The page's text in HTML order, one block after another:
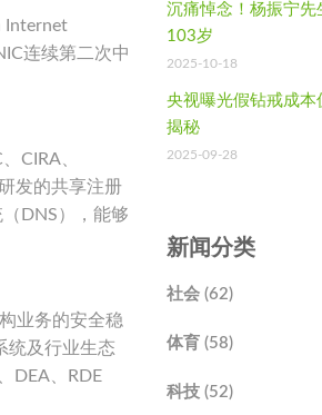
Internet
连续第二次中
CIRA、
发的共享注册
DNS），能够
业务的安全稳
统及行业生态
DEA、RDE
沉痛悼念！杨振宁先
103岁
2025-10-18
央视曝光假钻戒成本
揭秘
2025-09-28
新闻分类
社会 (62)
体育 (58)
科技 (52)